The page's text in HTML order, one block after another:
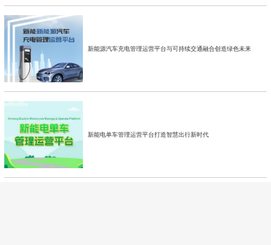
新能源汽车充电管理运营平台与可持续交通融合创造绿色未来
新能电单车管理运营平台打造智慧出行新时代